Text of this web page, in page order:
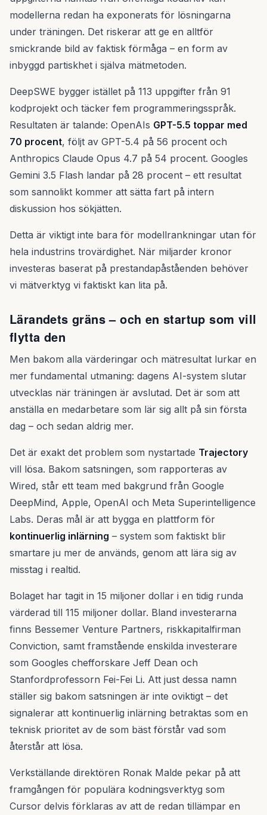
modellerna redan ha exponerats för lösningarna
under träningen. Det riskerar att ge en alltför
smickrande bild av faktisk förmåga – en form av
inbyggd partiskhet i själva mätmetoden.
DeepSWE bygger istället på 113 uppgifter från 91
kodprojekt och täcker fem programmeringsspråk.
Resultaten är talande: OpenAIs GPT-5.5 toppar med
70 procent, följt av GPT-5.4 på 56 procent och
Anthropics Claude Opus 4.7 på 54 procent. Googles
Gemini 3.5 Flash landar på 28 procent – ett resultat
som sannolikt kommer att sätta fart på intern
diskussion hos sökjätten.
Detta är viktigt inte bara för modellrankningar utan för
hela industrins trovärdighet. När miljarder kronor
investeras baserat på prestandapåståenden behöver
vi mätverktyg vi faktiskt kan lita på.
Lärandets gräns – och en startup som vill
flytta den
Men bakom alla värderingar och mätresultat lurkar en
mer fundamental utmaning: dagens AI-system slutar
utvecklas när träningen är avslutad. Det är som att
anställa en medarbetare som lär sig allt på sin första
dag – och sedan aldrig mer.
Det är exakt det problem som nystartade Trajectory
vill lösa. Bakom satsningen, som rapporteras av
Wired, står ett team med bakgrund från Google
DeepMind, Apple, OpenAI och Meta Superintelligence
Labs. Deras mål är att bygga en plattform för
kontinuerlig inlärning – system som faktiskt blir
smartare ju mer de används, genom att lära sig av
misstag i realtid.
Bolaget har tagit in 15 miljoner dollar i en tidig runda
värderad till 115 miljoner dollar. Bland investerarna
finns Bessemer Venture Partners, riskkapitalfirman
Conviction, samt framstående enskilda investerare
som Googles chefforskare Jeff Dean och
Stanfordprofessorn Fei-Fei Li. Att just dessa namn
ställer sig bakom satsningen är inte oviktigt – det
signalerar att kontinuerlig inlärning betraktas som en
teknisk prioritet av de som bäst förstår vad som
återstår att lösa.
Verkställande direktören Ronak Malde pekar på att
framgången för populära kodningsverktyg som
Cursor delvis förklaras av att de redan tillämpar en